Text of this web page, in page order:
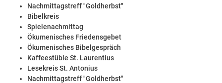
Nachmittagstreff "Goldherbst"
Bibelkreis
Spielenachmittag
Ökumenisches Friedensgebet
Ökumenisches Bibelgespräch
Kaffeestüble St. Laurentius
Lesekreis St. Antonius
Nachmittagstreff "Goldherbst"